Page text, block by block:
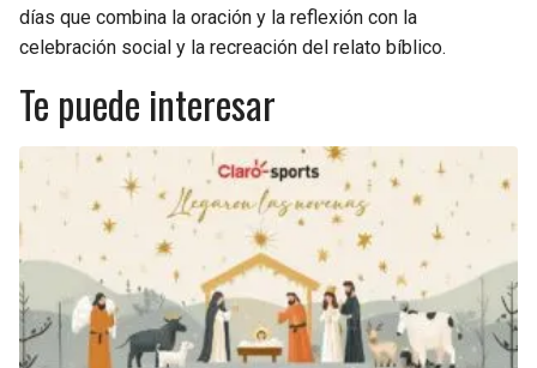
días que combina la oración y la reflexión con la
celebración social y la recreación del relato bíblico.
Te puede interesar